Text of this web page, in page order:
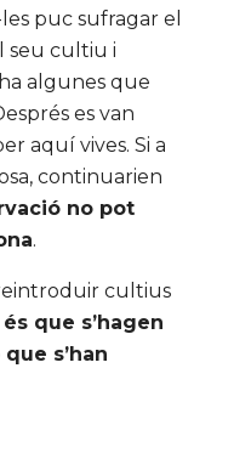
puc sufragar el
seu cultiu i
algunes que
es van
aquí vives. Si a
continuarien
no pot
.
cultius
que s’hagen
s’han